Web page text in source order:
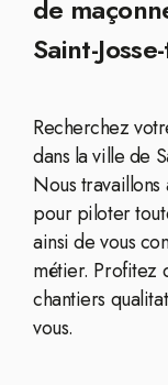
de
Saint-
Recherchez
dans la ville de
Nous
pour piloter
ainsi de vous
métier. Profitez
chantiers
vous.